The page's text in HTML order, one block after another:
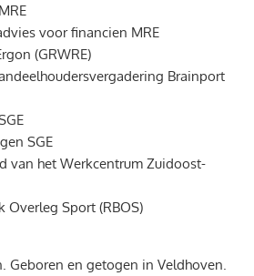
voor financien MRE
(GRWRE)
Brainport
SGE
van het Werkcentrum Zuidoost-
Overleg Sport (RBOS)
Geboren en getogen in Veldhoven.